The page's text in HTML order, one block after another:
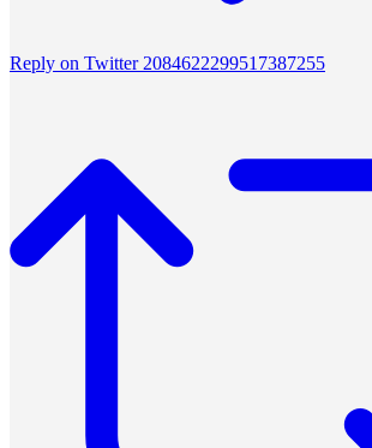
Reply on Twitter 2084622299517387255